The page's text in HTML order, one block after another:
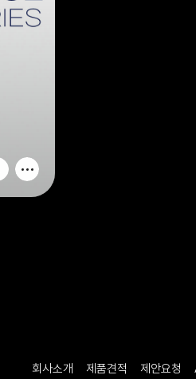
회사소개 제품견적 제안요청